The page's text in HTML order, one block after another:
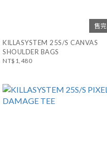
售完
KILLASYSTEM 25S/S CANVAS
SHOULDER BAGS
NT$1,480